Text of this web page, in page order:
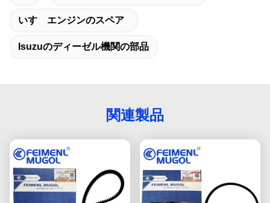
いすゞエンジンのスペア
Isuzuのディーゼル機関の部品
関連製品